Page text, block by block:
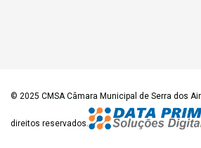
© 2025 CMSA Câmara Municipal de Serra dos
direitos reservados.